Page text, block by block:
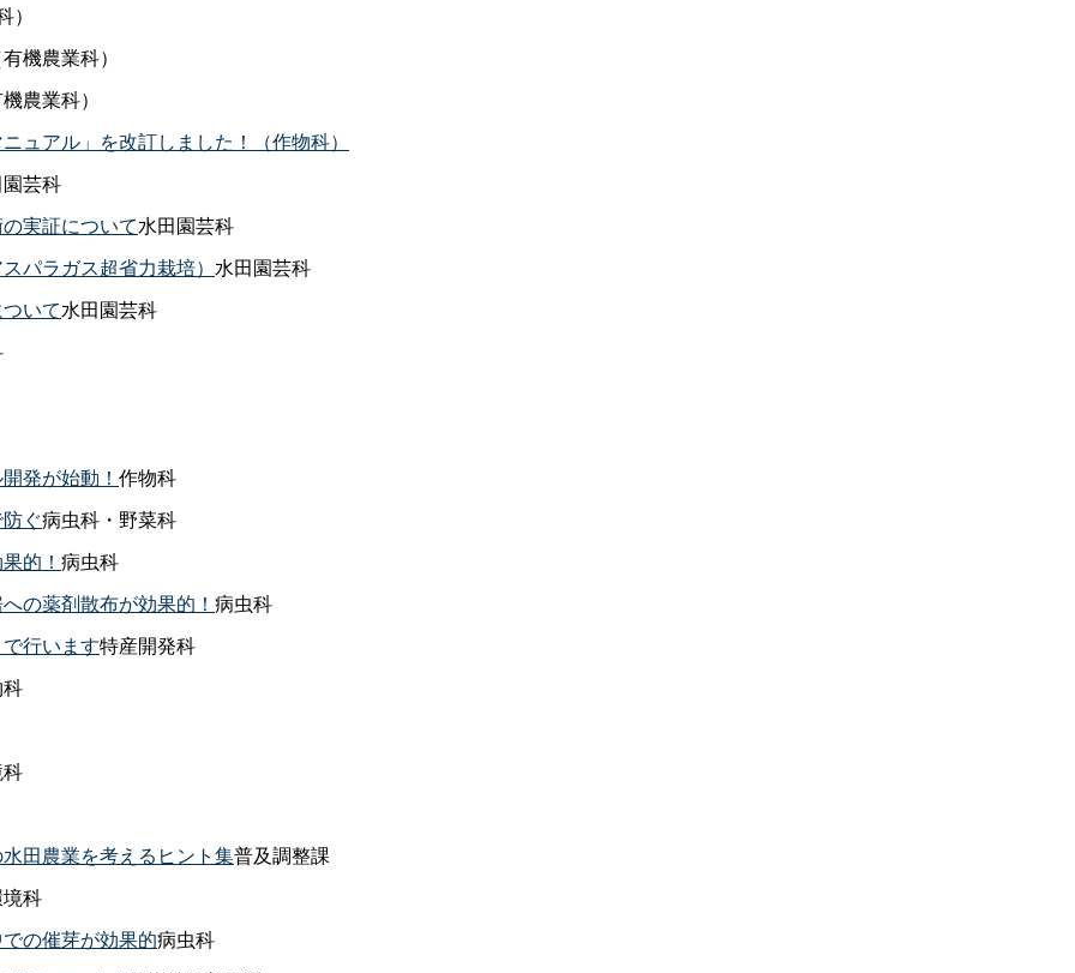
機農業科）
農業科）
ュアル」を改訂しました！（作物科）
芸科
実証について水田園芸科
パラガス超省力栽培） 水田園芸科
いて水田園芸科
発が始動！ 作物科
ぐ病虫科・野菜科
的！ 病虫科
の薬剤散布が効果的！ 病虫科
行います特産開発科
田農業を考えるヒント集普及調整課
科
の催芽が効果的病虫科